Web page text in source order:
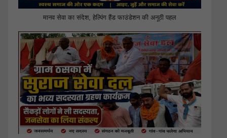
मानव सेवा का संदेश, हेल्पिंग हैंड फाउंडेशन की अनूठी पहल